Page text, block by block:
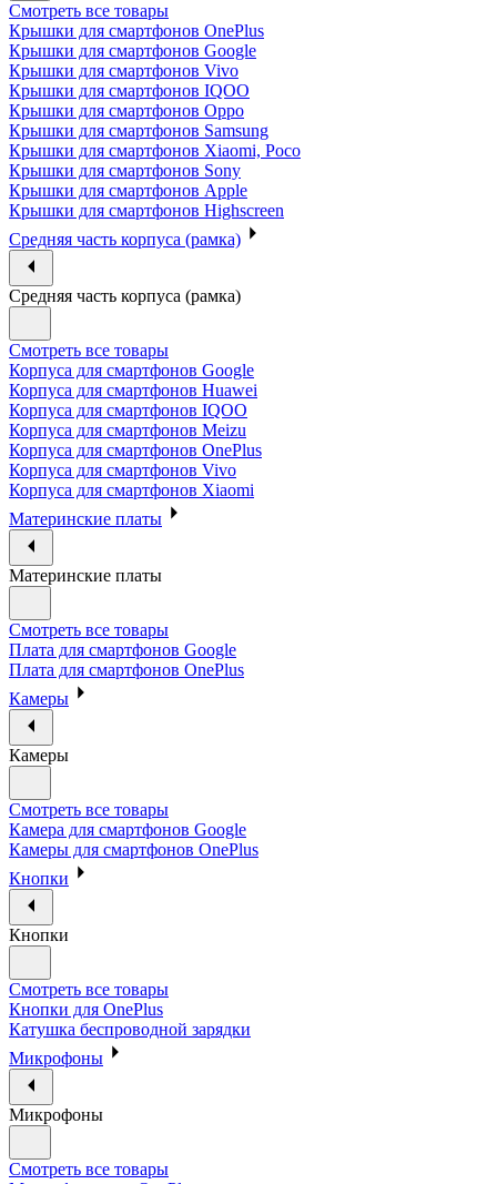
Смотреть все товары
Крышки для смартфонов OnePlus
Крышки для смартфонов Google
Крышки для смартфонов Vivo
Крышки для смартфонов IQOO
Крышки для смартфонов Oppo
Крышки для смартфонов Samsung
Крышки для смартфонов Xiaomi, Poco
Крышки для смартфонов Sony
Крышки для смартфонов Apple
Крышки для смартфонов Highscreen
Средняя часть корпуса (рамка)
Средняя часть корпуса (рамка)
Смотреть все товары
Корпуса для смартфонов Google
Корпуса для смартфонов Huawei
Корпуса для смартфонов IQOO
Корпуса для смартфонов Meizu
Корпуса для смартфонов OnePlus
Корпуса для смартфонов Vivo
Корпуса для смартфонов Xiaomi
Материнские платы
Материнские платы
Смотреть все товары
Плата для смартфонов Google
Плата для смартфонов OnePlus
Камеры
Камеры
Смотреть все товары
Камера для смартфонов Google
Камеры для смартфонов OnePlus
Кнопки
Кнопки
Смотреть все товары
Кнопки для OnePlus
Катушка беспроводной зарядки
Микрофоны
Микрофоны
Смотреть все товары